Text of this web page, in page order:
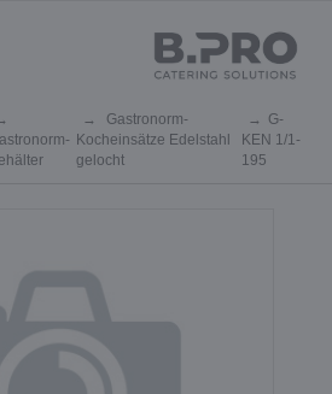
Gastronorm-
Kocheinsätze Edelstahl
gelocht
G-
KEN 1/1-
195